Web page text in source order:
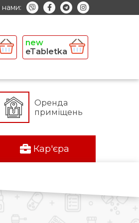
нами:
eTabletka
Оренда
приміщень
Кар'єра